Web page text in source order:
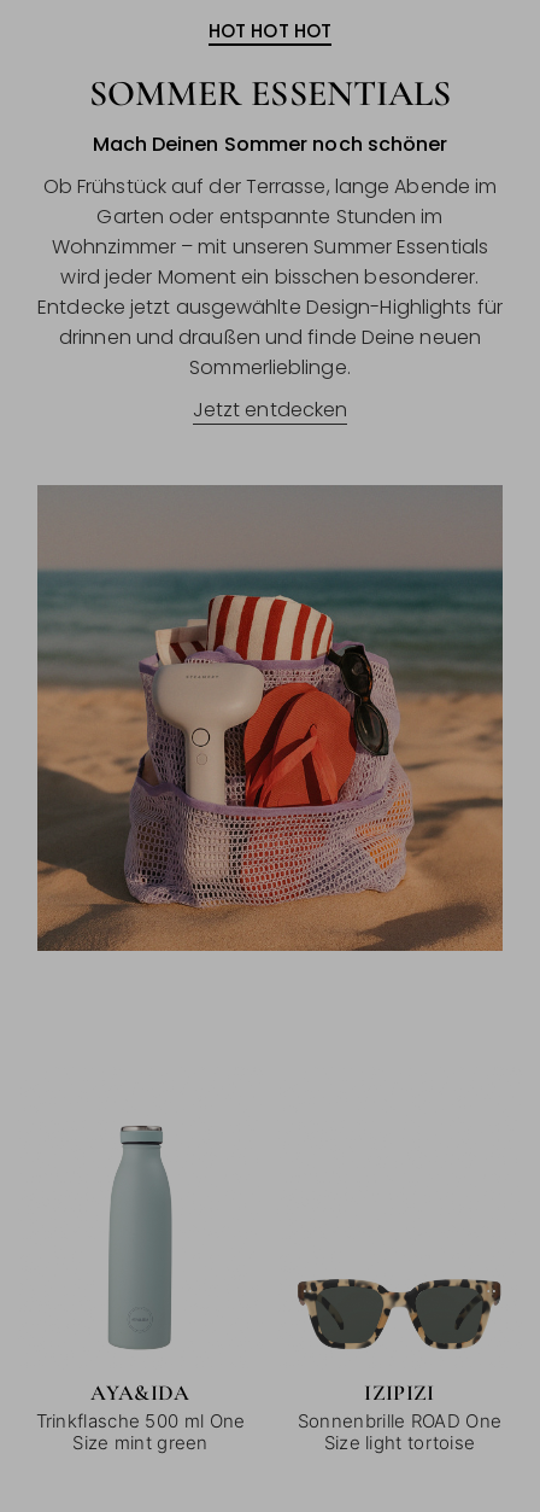
HOT HOT HOT
SOMMER ESSENTIALS
Mach Deinen Sommer noch schöner
Ob Frühstück auf der Terrasse, lange Abende im
Garten oder entspannte Stunden im
Wohnzimmer – mit unseren Summer Essentials
wird jeder Moment ein bisschen besonderer.
Entdecke jetzt ausgewählte Design-Highlights für
drinnen und draußen und finde Deine neuen
Sommerlieblinge.
Jetzt entdecken
AYA&IDA
Trinkflasche 500 ml One
Size mint green
IZIPIZI
Sonnenbrille ROAD One
Size light tortoise